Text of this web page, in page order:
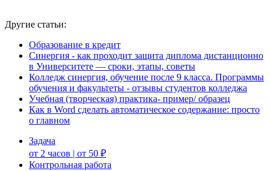
Другие статьи:
Образование в кредит
Синергия - как проходит защита диплома дистанционно
в Университете — сроки, этапы, советы
Колледж синергия, обучение после 9 класса. Программы
обучения и факультеты - отзывы студентов колледжа
Учебная (творческая) практика- пример/ образец
Как в Word сделать автоматическое содержание: просто
о главном
Задача
от 2 часов | от 50 ₽
Контрольная работа